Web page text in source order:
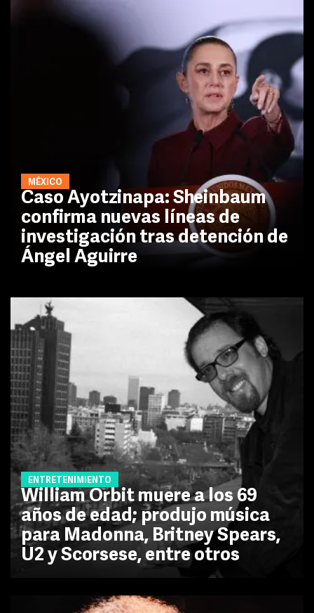
MÉXICO
Caso Ayotzinapa: Sheinbaum
confirma nuevas líneas de
investigación tras detención de
Ángel Aguirre
ENTRETENIMIENTO
William Orbit muere a los 69
años de edad; produjo música
para Madonna, Britney Spears,
U2 y Scorsese, entre otros